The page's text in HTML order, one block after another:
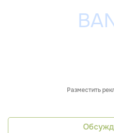
Разместить